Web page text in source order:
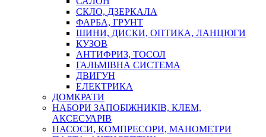
СКЛО, ДЗЕРКАЛА
ФАРБА, ГРУНТ
ШИНИ, ДИСКИ, ОПТИКА, ЛАНЦЮГИ
КУЗОВ
АНТИФРИЗ, ТОСОЛ
ГАЛЬМІВНА СИСТЕМА
ДВИГУН
ЕЛЕКТРИКА
ДОМКРАТИ
НАБОРИ ЗАПОБІЖНИКІВ, КЛЕМ,
АКСЕСУАРІВ
НАСОСИ, КОМПРЕСОРИ, МАНОМЕТРИ